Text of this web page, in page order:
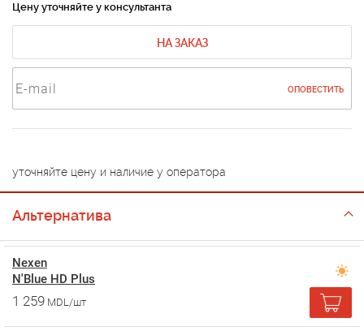
Цену уточняйте у консультанта
НА ЗАКАЗ
ОПОВЕСТИТЬ
уточняйте цену и наличие у оператора
Альтернатива
Nexen
N'Blue HD Plus
1 259 MDL/шт